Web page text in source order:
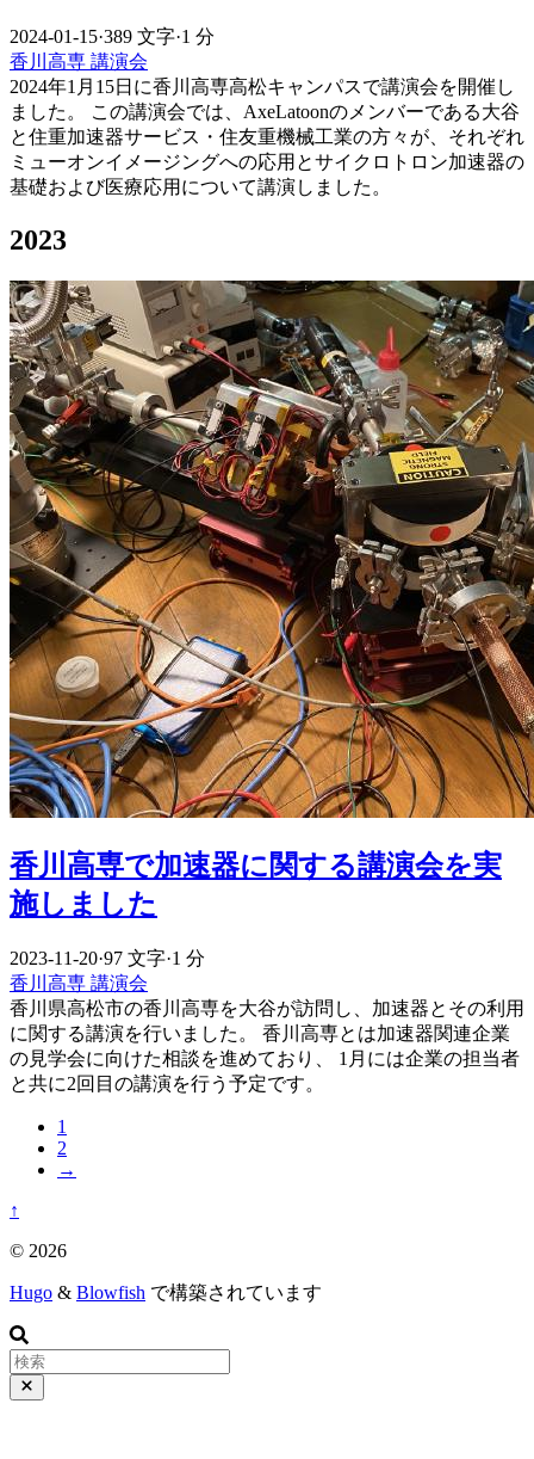
2024-01-15·389 文字·1 分
香川高専 講演会
2024年1月15日に香川高専高松キャンパスで講演会を開催し
ました。 この講演会では、AxeLatoonのメンバーである大谷
と住重加速器サービス・住友重機械工業の方々が、それぞれ
ミューオンイメージングへの応用とサイクロトロン加速器の
基礎および医療応用について講演しました。
2023
香川高専で加速器に関する講演会を実
施しました
2023-11-20·97 文字·1 分
香川高専 講演会
香川県高松市の香川高専を大谷が訪問し、加速器とその利用
に関する講演を行いました。 香川高専とは加速器関連企業
の見学会に向けた相談を進めており、 1月には企業の担当者
と共に2回目の講演を行う予定です。
1
2
→
↑
© 2026
Hugo & Blowfish で構築されています